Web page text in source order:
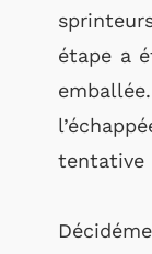
étape a
tentative